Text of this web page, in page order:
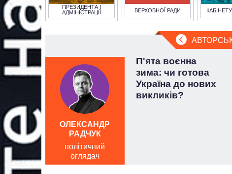
ПРЕЗИДЕНТА І
АДМІНІСТРАЦІЇ
ВЕРХОВНОЇ РАДИ
перші
П'ята воєнна
зима: чи готова
Україна до нових
викликів?
ОЛЕКСАНДР
РАДЧУК
політичний
оглядач